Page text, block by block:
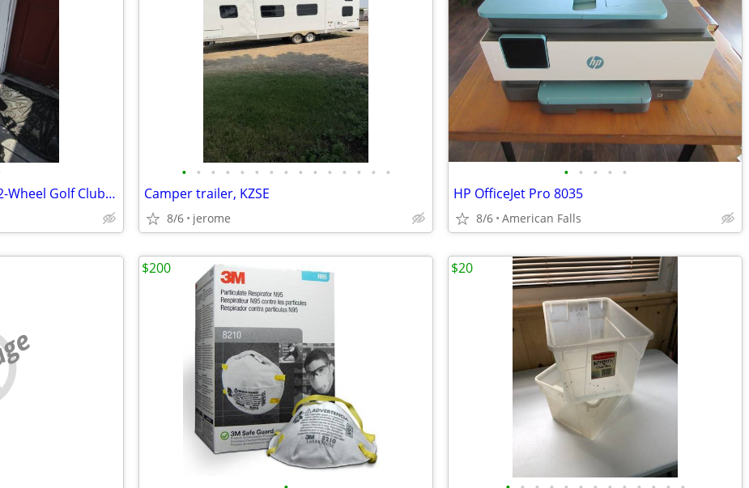
Wilson Golf Cart Pull Push 2-Wheel Golf Club Caddy - Used Condition
• • • • • • • • • • • • • • •
Camper trailer, KZSE
8/6 jerome
• • • • •
HP OfficeJet Pro 8035
8/6 American Falls
$200 $20